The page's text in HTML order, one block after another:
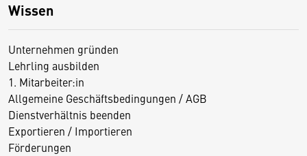
Wissen
Unternehmen gründen
Lehrling ausbilden
1. Mitarbeiter:in
Allgemeine Geschäftsbedingungen / AGB
Dienstverhältnis beenden
Exportieren / Importieren
Förderungen